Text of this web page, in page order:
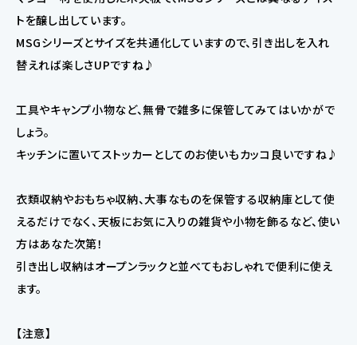
トを醸し出しています。
MSGシリーズとサイズを共通化していますので、引き出しを入れ
替えれば楽しさUPですね♪
工具やキャンプ小物など、無骨で雑多に保管してみてはいかがで
しょう。
キッチンに置いてストッカーとしてのお使いもカッコ良いですね♪
衣類収納やおもちゃ収納、大事なものを保管する収納庫として使
えるだけでなく、天板にお気に入りの雑貨や小物を飾るなど、使い
方はあなた次第！
引き出し収納はオープンラックと並べてもおしゃれで便利に使え
ます。
【注意】